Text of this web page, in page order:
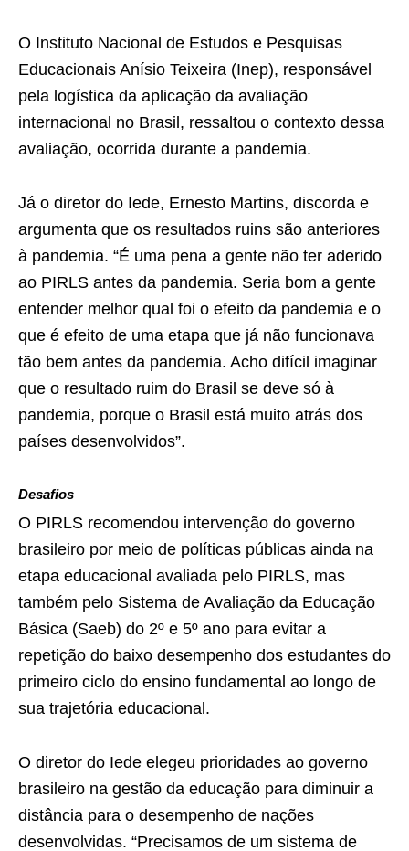
O Instituto Nacional de Estudos e Pesquisas
Educacionais Anísio Teixeira (Inep), responsável
pela logística da aplicação da avaliação
internacional no Brasil, ressaltou o contexto dessa
avaliação, ocorrida durante a pandemia.
Já o diretor do Iede, Ernesto Martins, discorda e
argumenta que os resultados ruins são anteriores
à pandemia. “É uma pena a gente não ter aderido
ao PIRLS antes da pandemia. Seria bom a gente
entender melhor qual foi o efeito da pandemia e o
que é efeito de uma etapa que já não funcionava
tão bem antes da pandemia. Acho difícil imaginar
que o resultado ruim do Brasil se deve só à
pandemia, porque o Brasil está muito atrás dos
países desenvolvidos”.
Desafios
O PIRLS recomendou intervenção do governo
brasileiro por meio de políticas públicas ainda na
etapa educacional avaliada pelo PIRLS, mas
também pelo Sistema de Avaliação da Educação
Básica (Saeb) do 2º e 5º ano para evitar a
repetição do baixo desempenho dos estudantes do
primeiro ciclo do ensino fundamental ao longo de
sua trajetória educacional.
O diretor do Iede elegeu prioridades ao governo
brasileiro na gestão da educação para diminuir a
distância para o desempenho de nações
desenvolvidas. “Precisamos de um sistema de